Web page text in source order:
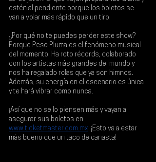
estén al pendiente porque los boletos se
van a volar más rápido que un tiro.
¿Por qué no te puedes perder este show?
Porque Peso Pluma es el fenómeno musical
del momento. Ha roto récords, colaborado
con los artistas más grandes del mundo y
nos ha regalado rolas que ya son himnos.
Además, su energía en el escenario es única
y te hará vibrar como nunca.
¡Así que no se lo piensen más y vayan a
asegurar sus boletos en
www.ticketmaster.com.mx ¡Esto va a estar
más bueno que un taco de canasta!